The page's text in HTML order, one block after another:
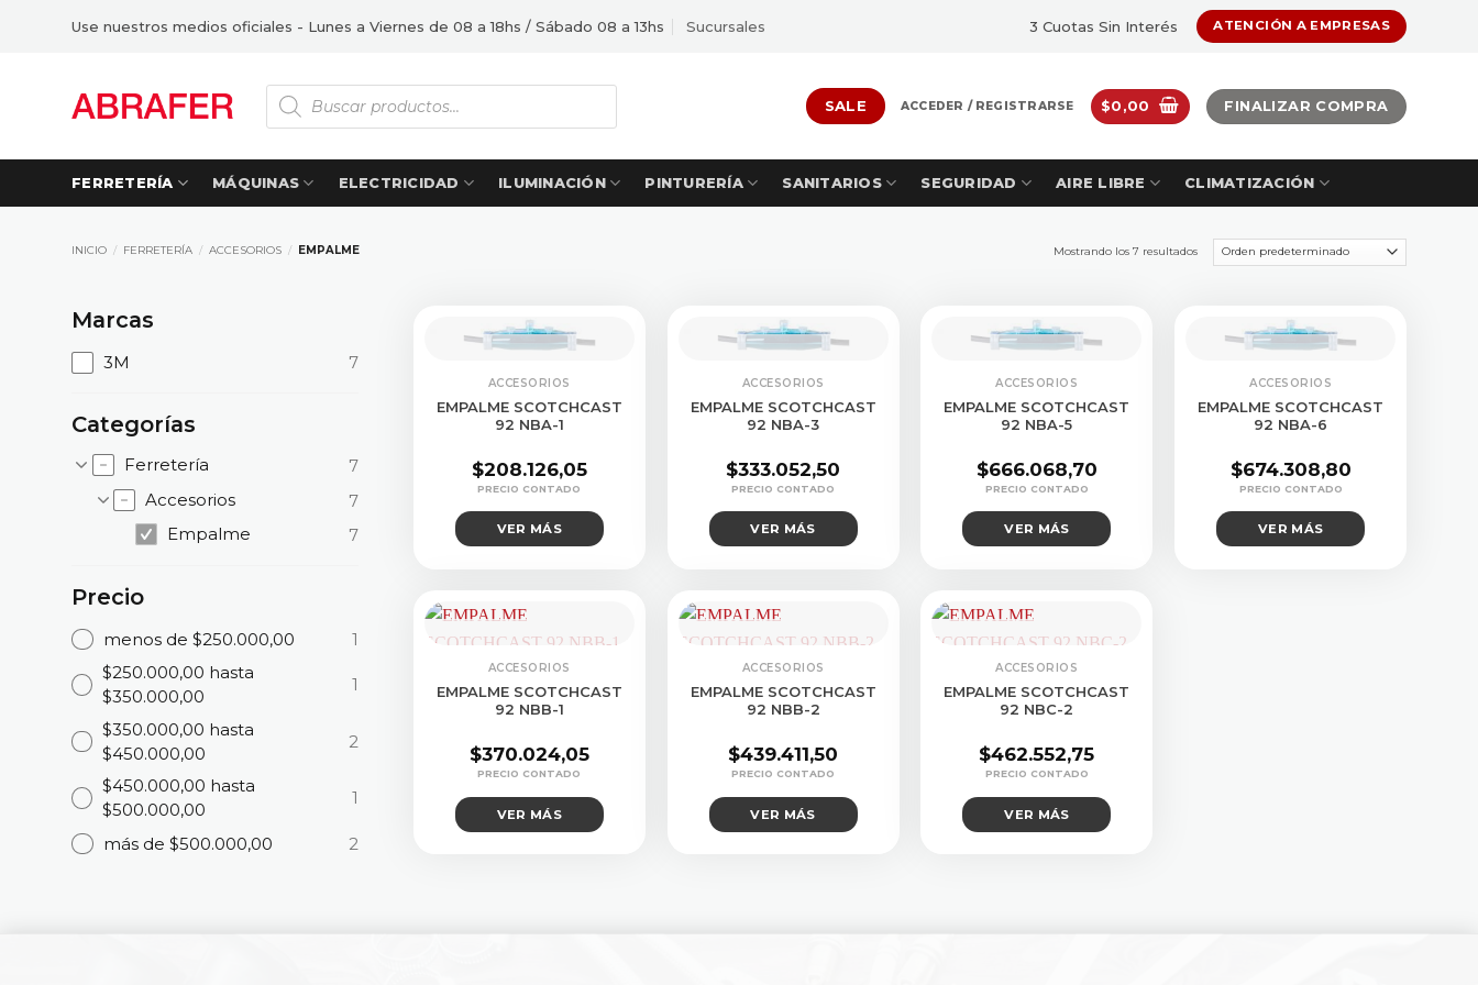
Use nuestros medios oficiales - Lunes a Viernes de 08 a 18hs / Sábado 08 a 13hs Sucursales 3 Cuotas Sin Interés ATENCIÓN A EMPRESAS
Búsqueda
de
productos
SALE ACCEDER / REGISTRARSE $0,00 FINALIZAR COMPRA
FERRETERÍA MÁQUINAS ELECTRICIDAD ILUMINACIÓN PINTURERÍA SANITARIOS SEGURIDAD AIRE LIBRE CLIMATIZACIÓN
INICIO / FERRETERÍA / ACCESORIOS / EMPALME Mostrando los 7 resultados
Marcas
3M 7
Categorías
Ferretería
7
Accesorios
7
Empalme
7
Precio
menos de $250.000,00
1
$250.000,00 hasta
$350.000,00
1
$350.000,00 hasta
$450.000,00
2
$450.000,00 hasta
$500.000,00
1
más de $500.000,00 2
ACCESORIOS
EMPALME SCOTCHCAST
92 NBA-1
$208.126,05
VER MÁS
ACCESORIOS
EMPALME SCOTCHCAST
92 NBA-3
$333.052,50
VER MÁS
ACCESORIOS
EMPALME SCOTCHCAST
92 NBA-5
$666.068,70
VER MÁS
ACCESORIOS
EMPALME SCOTCHCAST
92 NBA-6
$674.308,80
VER MÁS
ACCESORIOS
EMPALME SCOTCHCAST
92 NBB-1
$370.024,05
VER MÁS
ACCESORIOS
EMPALME SCOTCHCAST
92 NBB-2
$439.411,50
VER MÁS
ACCESORIOS
EMPALME SCOTCHCAST
92 NBC-2
$462.552,75
VER MÁS